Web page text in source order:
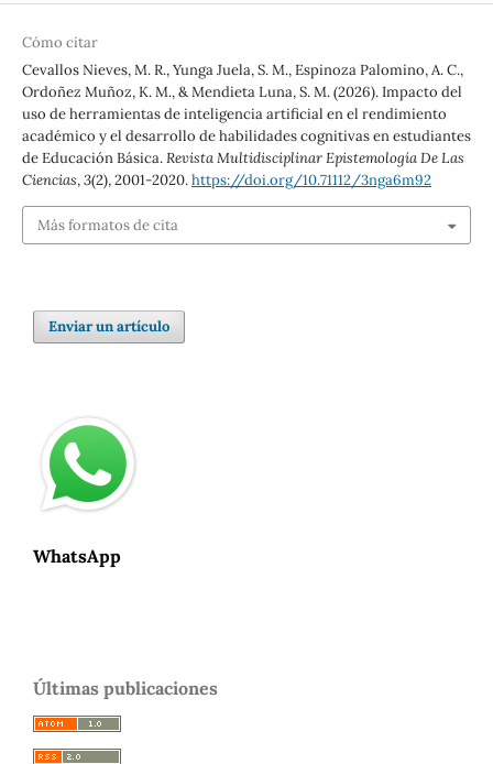
Cómo citar
Cevallos Nieves, M. R., Yunga Juela, S. M., Espinoza Palomino, A. C.,
Ordoñez Muñoz, K. M., & Mendieta Luna, S. M. (2026). Impacto del
uso de herramientas de inteligencia artificial en el rendimiento
académico y el desarrollo de habilidades cognitivas en estudiantes
de Educación Básica.Revista Multidisciplinar Epistemología De Las
Ciencias,3(2), 2001-2020.https://doi.org/10.71112/3nga6m92
Más formatos de cita
Enviar un artículo
WhatsApp
Últimas publicaciones